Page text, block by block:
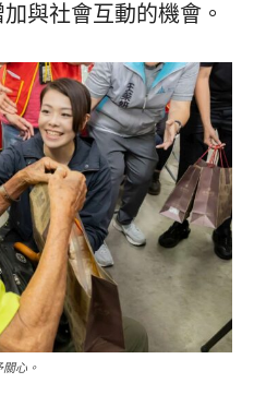
與社會互動的機會。
心。